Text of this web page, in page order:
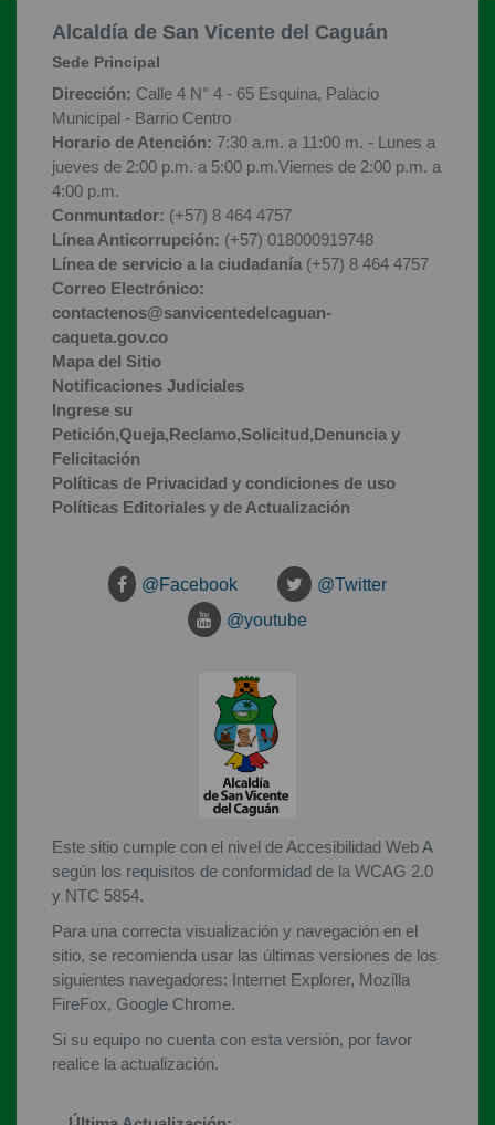
Alcaldía de San Vicente del Caguán
Sede Principal
Dirección: Calle 4 N° 4 - 65 Esquina, Palacio
Municipal - Barrio Centro
Horario de Atención: 7:30 a.m. a 11:00 m. - Lunes a
jueves de 2:00 p.m. a 5:00 p.m.Viernes de 2:00 p.m. a
4:00 p.m.
Conmuntador: (+57) 8 464 4757
Línea Anticorrupción: (+57) 018000919748
Línea de servicio a la ciudadanía (+57) 8 464 4757
Correo Electrónico:
contactenos@sanvicentedelcaguan-
caqueta.gov.co
Mapa del Sitio
Notificaciones Judiciales
Ingrese su
Petición,Queja,Reclamo,Solicitud,Denuncia y
Felicitación
Políticas de Privacidad y condiciones de uso
Políticas Editoriales y de Actualización
@Facebook
@Twitter
@youtube
Este sitio cumple con el nivel de Accesibilidad Web A
según los requisitos de conformidad de la WCAG 2.0
y NTC 5854.
Para una correcta visualización y navegación en el
sitio, se recomienda usar las últimas versiones de los
siguientes navegadores: Internet Explorer, Mozilla
FireFox, Google Chrome.
Si su equipo no cuenta con esta versión, por favor
realice la actualización.